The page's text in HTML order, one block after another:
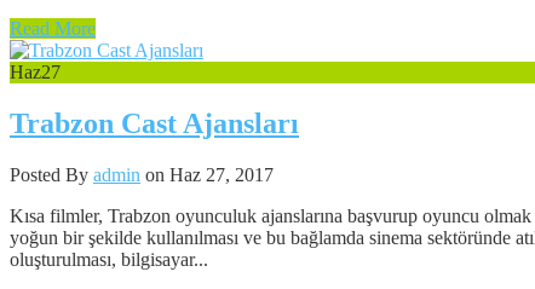
Read More
Haz27
Trabzon Cast Ajansları
Posted By admin on Haz 27, 2017
Kısa filmler, Trabzon oyunculuk ajanslarına başvurup oyuncu
yoğun bir şekilde kullanılması ve bu bağlamda sinema sektöründe
oluşturulması, bilgisayar...